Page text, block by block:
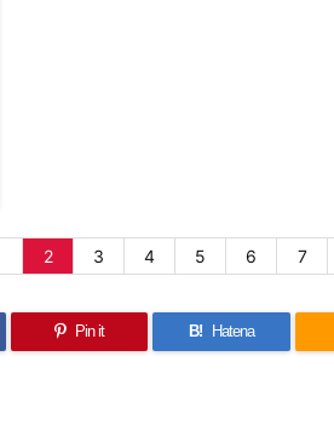
2 3 4 5 6 7
Pin it B! Hatena